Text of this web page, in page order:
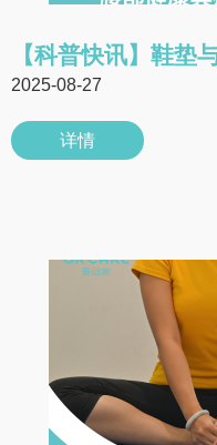
【科普快讯】鞋垫
2025-08-27
详情